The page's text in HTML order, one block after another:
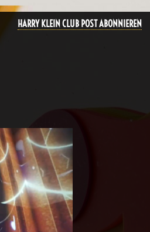
HARRY KLEIN CLUB POST ABONNIEREN